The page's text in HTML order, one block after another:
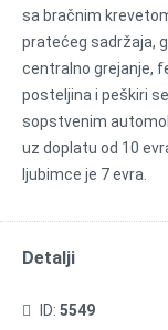
sa bračnim
pratećeg sadržaja,
centralno grejanje,
posteljina i peškiri
sopstvenim
uz doplatu od 10
ljubimce je 7 evra.
Detalji
ID: 5549